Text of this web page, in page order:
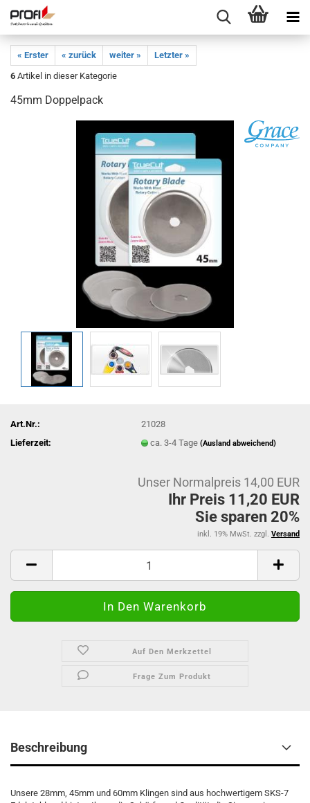
« Erster « zurück weiter »
Letzter »
6 Artikel in dieser Kategorie
45mm Doppelpack
Art.Nr.:
21028
Lieferzeit:
ca. 3-4 Tage(Ausland abweichend)
Unser Normalpreis 14,00 EUR
Ihr Preis 11,20 EUR
Sie sparen 20%
inkl. 19% MwSt. zzgl. Versand
Auf Den Merkzettel
Frage Zum Produkt
Beschreibung
Unsere 28mm, 45mm und 60mm Klingen sind aus hochwertigem SKS-7